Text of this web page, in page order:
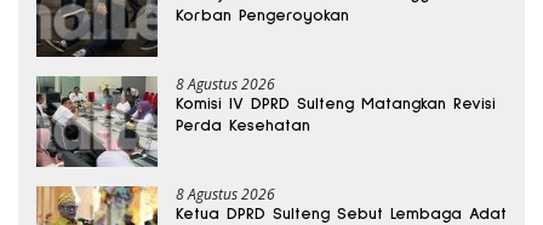
Korban Pengeroyokan
8 Agustus 2026
Komisi IV DPRD Sulteng Matangkan Revisi
Perda Kesehatan
8 Agustus 2026
Ketua DPRD Sulteng Sebut Lembaga Adat